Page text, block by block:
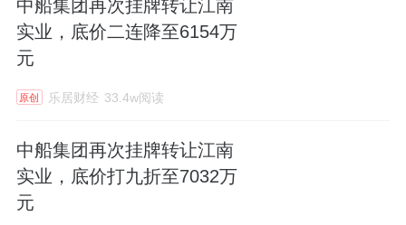
中船集团再次挂牌转让江南
实业，底价二连降至6154万
元
原创 乐居财经 33.4w阅读
中船集团再次挂牌转让江南
实业，底价打九折至7032万
元